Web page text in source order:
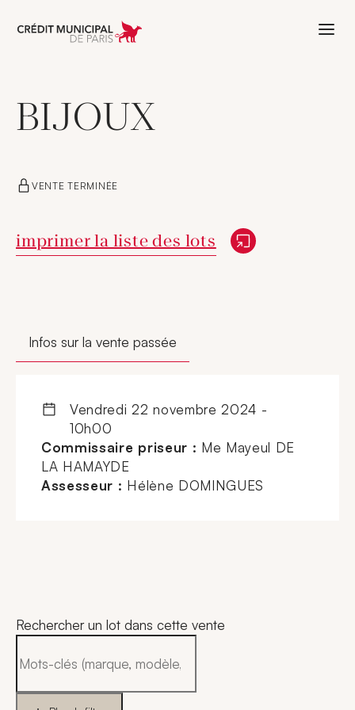
Aller à l'accueil de Crédit Municipal
BIJOUX
VENTE TERMINÉE
Nouvelle fenêtre
imprimer la liste des lots
Infos sur la vente passée
vendredi 22 novembre 2024 -
10h00
Commissaire priseur : Me Mayeul DE
LA HAMAYDE
Assesseur : Hélène DOMINGUES
Rechercher un lot dans cette vente